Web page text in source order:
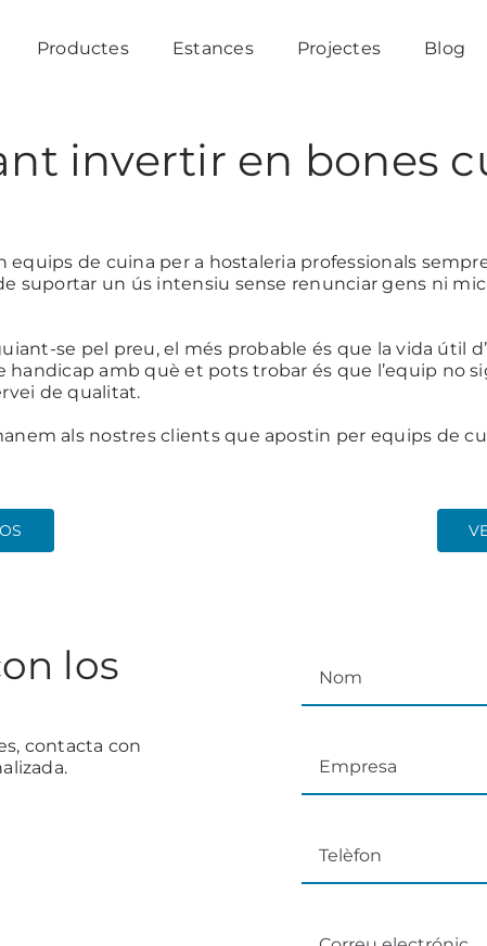
Productes Estances Projectes Blog
invertir en bones
equips de cuina per a hostaleria professionals
suportar un ús intensiu sense renunciar gens ni
se pel preu, el més probable és que la vida útil
amb què et pots trobar és que l’equip no
de qualitat.
als nostres clients que apostin per equips de
los
contacta con